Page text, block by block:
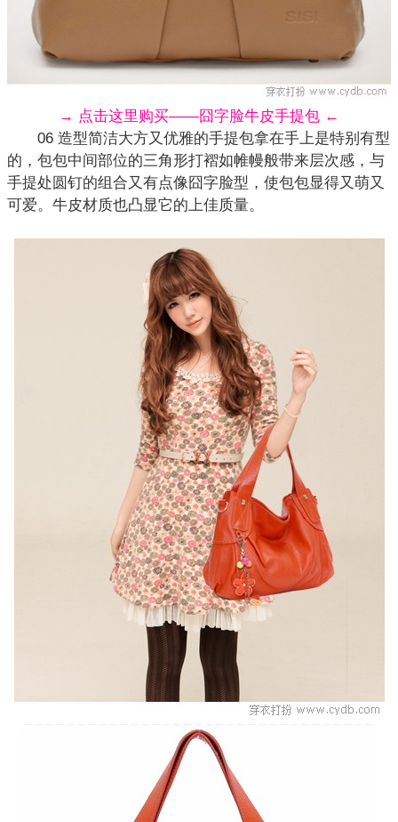
→ 点击这里购买——囧字脸牛皮手提包 ←
06 造型简洁大方又优雅的手提包拿在手上是特别有型
的，包包中间部位的三角形打褶如帷幔般带来层次感，与
手提处圆钉的组合又有点像囧字脸型，使包包显得又萌又
可爱。牛皮材质也凸显它的上佳质量。